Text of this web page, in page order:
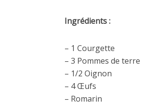
Ingrédients :
– 1 Courgette
– 3 Pommes de terre
– 1/2 Oignon
– 4 Œufs
– Romarin